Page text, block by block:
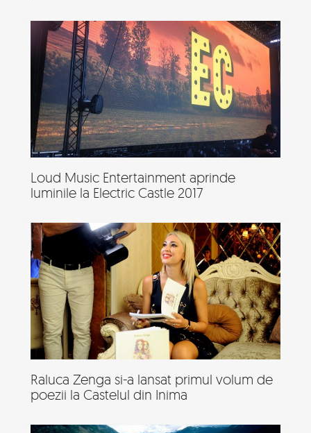
Loud Music Entertainment aprinde
luminile la Electric Castle 2017
Raluca Zenga si-a lansat primul volum de
poezii la Castelul din Inima